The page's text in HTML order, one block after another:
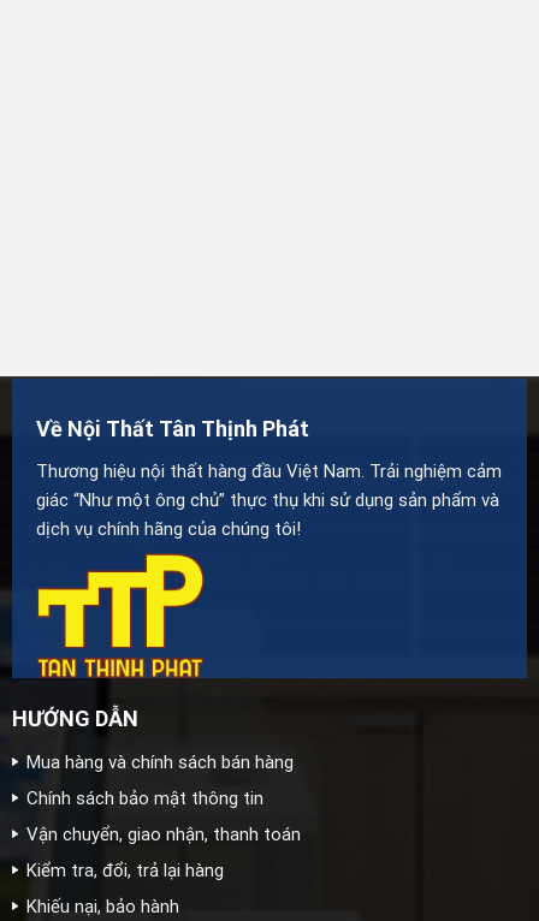
Về Nội Thất Tân Thịnh Phát
Thương hiệu nội thất hàng đầu Việt Nam. Trải nghiệm cảm
giác “Như một ông chủ” thực thụ khi sử dụng sản phẩm và
dịch vụ chính hãng của chúng tôi!
HƯỚNG DẪN
Mua hàng và chính sách bán hàng
Chính sách bảo mật thông tin
Vận chuyển, giao nhận, thanh toán
Kiểm tra, đổi, trả lại hàng
Khiếu nại, bảo hành